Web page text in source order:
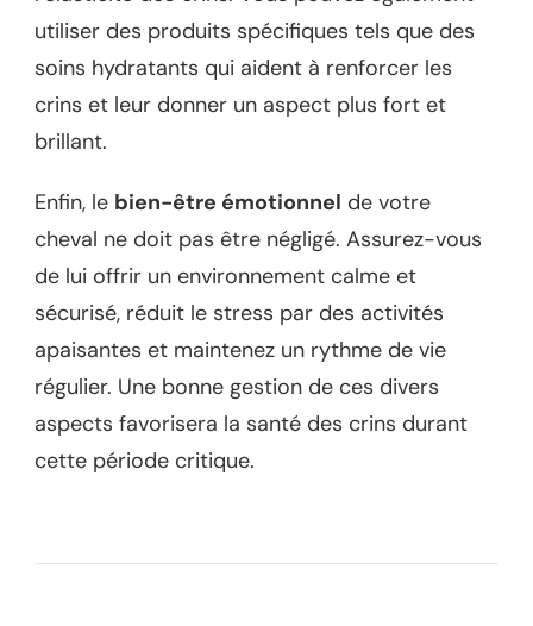
utiliser des produits spécifiques tels que des
soins hydratants qui aident à renforcer les
crins et leur donner un aspect plus fort et
brillant.
Enfin, le bien-être émotionnel de votre
cheval ne doit pas être négligé. Assurez-vous
de lui offrir un environnement calme et
sécurisé, réduit le stress par des activités
apaisantes et maintenez un rythme de vie
régulier. Une bonne gestion de ces divers
aspects favorisera la santé des crins durant
cette période critique.